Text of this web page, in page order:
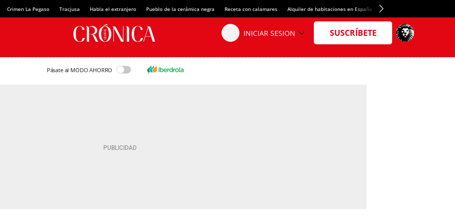
Crimen La Pegaso Tracjusa Habla el extranjero Pueblo de la cerámica negra Receta con calamares Alquiler de habitaciones en España Crédito del Spotify Camp Nou
Pásate al MODO AHORRO